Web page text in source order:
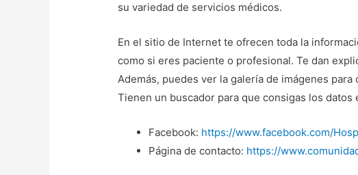
su variedad de servicios médicos.
En el sitio de Internet te ofrecen toda la
como si eres paciente o profesional. Te dan
Además, puedes ver la galería de imágenes
Tienen un buscador para que consigas los datos
Facebook: https://www.facebook.com/
Página de contacto: https://